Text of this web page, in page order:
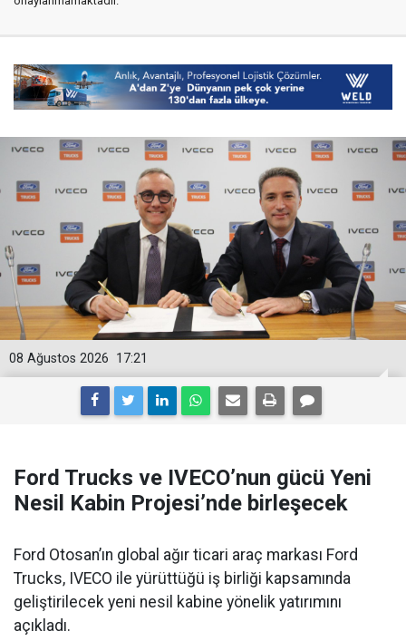
17:21
08 Ağustos 2026
Ford Trucks ve IVECO’nun gücü Yeni
Nesil Kabin Projesi’nde birleşecek
Ford Otosan’ın global ağır ticari araç markası Ford
Trucks, IVECO ile yürüttüğü iş birliği kapsamında
geliştirilecek yeni nesil kabine yönelik yatırımını
açıkladı.